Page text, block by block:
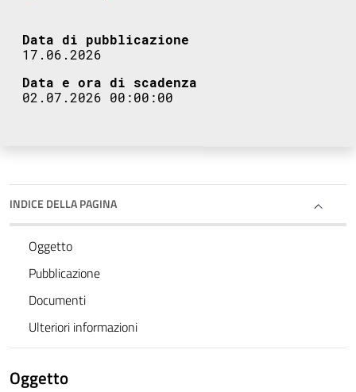
Data di pubblicazione
17.06.2026
Data e ora di scadenza
02.07.2026 00:00:00
INDICE DELLA PAGINA
Oggetto
Pubblicazione
Documenti
Ulteriori informazioni
Oggetto